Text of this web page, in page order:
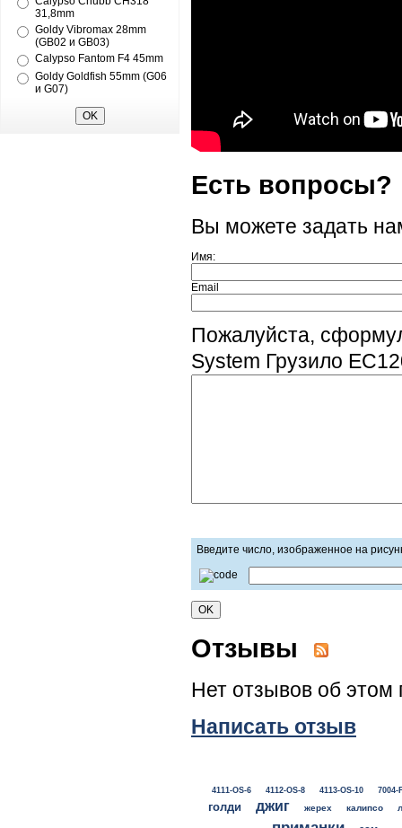
31,8mm
Goldy Vibromax 28mm
(GB02 и GB03)
Calypso Fantom F4 45mm
Goldy Goldfish 55mm (G06
и G07)
Есть вопросы?
Вы можете задать
Имя:
Email
Пожалуйста,
System Грузило
Введите число, изображенное на
Отзывы
Нет отзывов об этом
Написать отзыв
4111-OS-6 4112-OS-8 4113-OS-10 7004-
голди джиг жерех калипсо